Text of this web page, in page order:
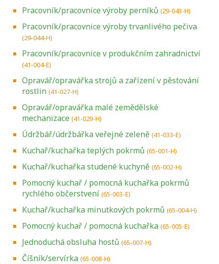
Pracovník/pracovnice výroby perníků (29-043-H)
Pracovník/pracovnice výroby trvanlivého pečiva
(29-044-H)
Pracovník/pracovnice v produkčním zahradnictví
(41-004-E)
Opravář/opravářka strojů a zařízení v pěstování
rostlin (41-027-H)
Opravář/opravářka malé zemědělské
mechanizace (41-029-H)
Údržbář/údržbářka veřejné zeleně (41-033-E)
Kuchař/kuchařka teplých pokrmů (65-001-H)
Kuchař/kuchařka studené kuchyně (65-002-H)
Pomocný kuchař / pomocná kuchařka pokrmů
rychlého občerstvení (65-003-E)
Kuchař/kuchařka minutkových pokrmů (65-004-H)
Pomocný kuchař / pomocná kuchařka (65-005-E)
Jednoduchá obsluha hostů (65-007-H)
Číšník/servírka (65-008-H)